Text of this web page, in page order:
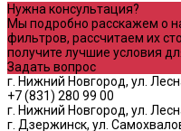
Нужна консультация?
Мы подробно расскажем о
фильтров, рассчитаем их
получите лучшие условия
Задать вопрос
г. Нижний Новгород, ул.
+7 (831) 280 99 00
г. Нижний Новгород, ул.
г. Дзержинск, ул.